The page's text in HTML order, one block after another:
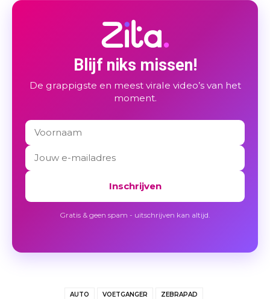
Blijf niks missen!
De grappigste en meest virale video’s van het
moment.
Inschrijven
Gratis & geen spam - uitschrijven kan altijd.
AUTO VOETGANGER ZEBRAPAD